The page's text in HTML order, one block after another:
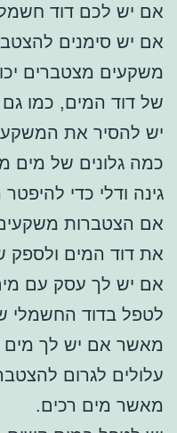
אם יש לכם דוד
אם יש סימנים
משקעים מצטברים
של דוד המים, כמו גם
יש להסיר את
כמה גלונים של מים
גינה ודלי כדי
אם הצטברות משקעים
את דוד המים ולספק
אם יש לך עסק עם
לטפל בדוד החשמלי
מאשר אם יש לך מים
עלולים לגרום
מאשר מים רכים.